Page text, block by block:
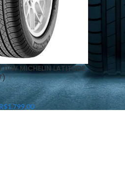
MICHELIN LATITUDE
R$1.799,00